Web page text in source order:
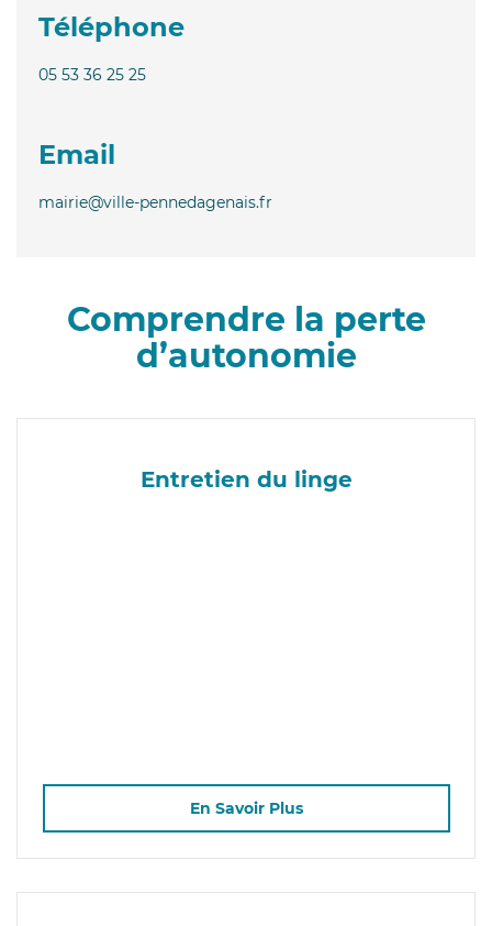
Téléphone
05 53 36 25 25
Email
mairie@ville-pennedagenais.fr
Comprendre la perte
d’autonomie
Entretien du linge
En Savoir Plus